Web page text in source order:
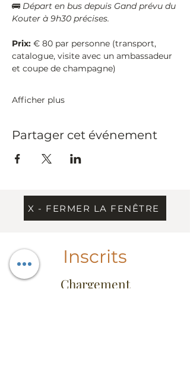
🚌 Départ en bus depuis Gand prévu du
Kouter à 9h30 précises.
Prix: € 80 par personne (transport,
catalogue, visite avec un ambassadeur
et coupe de champagne)
Afficher plus
Partager cet événement
X - FERMER LA FENÊTRE
Inscrits
Chargement